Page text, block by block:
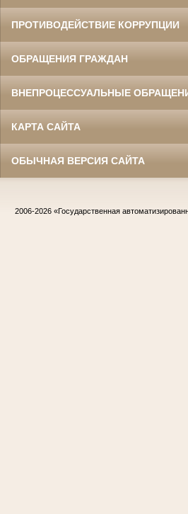
ПРОТИВОДЕЙСТВИЕ КОРРУПЦИИ
ОБРАЩЕНИЯ ГРАЖДАН
ВНЕПРОЦЕССУАЛЬНЫЕ
КАРТА САЙТА
ОБЫЧНАЯ ВЕРСИЯ САЙТА
2006-2026 «Государственная